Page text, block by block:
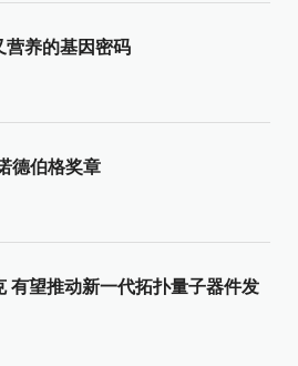
营养的基因密码
德伯格奖章
有望推动新一代拓扑量子器件发